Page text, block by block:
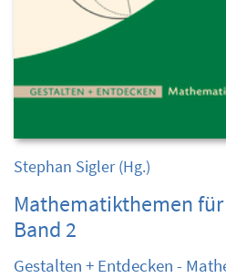
Stephan Sigler(Hg.)
Mathematikthemen für
Band 2
Gestalten + Entdecken -